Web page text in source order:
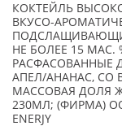
КОКТЕЙЛЬ
ВКУСО-
НЕ БОЛЕЕ 15 МАС.
АПЕЛ/АНАНАС, СО
МАССОВАЯ ДОЛЯ
230МЛ; (ФИРМА)
ENERJY